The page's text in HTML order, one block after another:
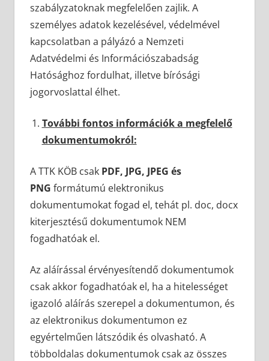
szabályzatoknak megfelelően zajlik. A
személyes adatok kezelésével, védelmével
kapcsolatban a pályázó a Nemzeti
Adatvédelmi és Információszabadság
Hatósághoz fordulhat, illetve bírósági
jogorvoslattal élhet.
További fontos információk a megfelelő
dokumentumokról:
A TTK KÖB csak PDF, JPG, JPEG és
PNG formátumú elektronikus
dokumentumokat fogad el, tehát pl. doc, docx
kiterjesztésű dokumentumok NEM
fogadhatóak el.
Az aláírással érvényesítendő dokumentumok
csak akkor fogadhatóak el, ha a hitelességet
igazoló aláírás szerepel a dokumentumon, és
az elektronikus dokumentumon ez
egyértelműen látszódik és olvasható. A
többoldalas dokumentumok csak az összes